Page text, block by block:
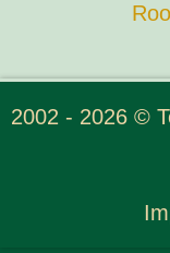
2002 - 2026 ©